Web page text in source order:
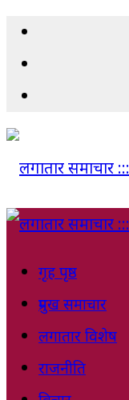
गृह पृष्ठ
प्रमुख समाचार
लगातार विशेष
राजनीति